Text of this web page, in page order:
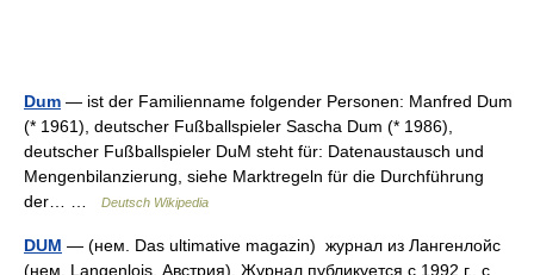
Dum — ist der Familienname folgender Personen: Manfred Dum
(* 1961), deutscher Fußballspieler Sascha Dum (* 1986),
deutscher Fußballspieler DuM steht für: Datenaustausch und
Mengenbilanzierung, siehe Marktregeln für die Durchführung
der… …
Deutsch Wikipedia
DUM — (нем. Das ultimative magazin) журнал из Лангенлойс
(нем. Langenlois, Австрия). Журнал публикуется с 1992 г., с